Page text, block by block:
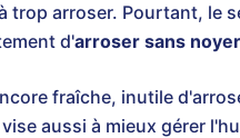
trop arroser. Pourtant, le
d'arroser sans
fraîche, inutile
aussi à mieux gérer